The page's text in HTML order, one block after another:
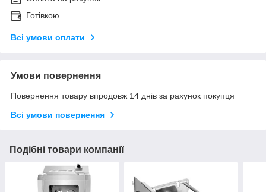
Готівкою
Всі умови оплати
Умови повернення
Повернення товару впродовж 14 днів за рахунок покупця
Всі умови повернення
Подібні товари компанії